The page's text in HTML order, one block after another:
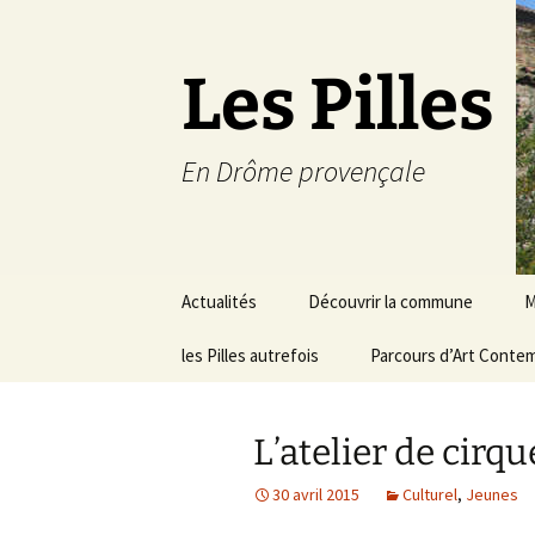
Les Pilles
En Drôme provençale
Aller
contenu
Actualités Découvrir la commune
Le mot du maire
Plans du village
les Pilles autrefois Parcours d’Art
L’atelier de
30 avril 2015 Culturel, Jeunes